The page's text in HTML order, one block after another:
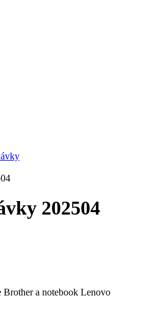
202504
a notebook Lenovo